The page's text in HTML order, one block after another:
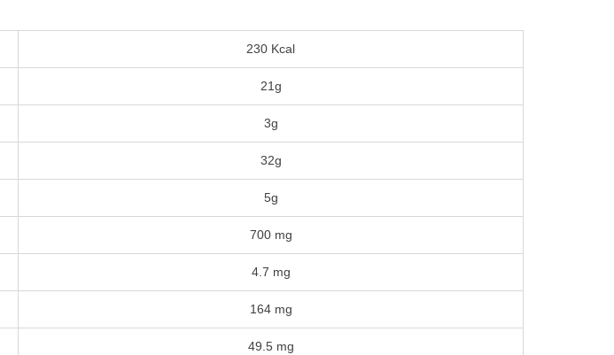
230 Kcal
21g
3g
32g
5g
700 mg
4.7 mg
164 mg
49.5 mg